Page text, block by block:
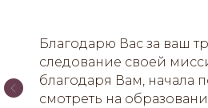
Благодарю Вас за ваш
следование своей
благодаря Вам, начала
смотреть на